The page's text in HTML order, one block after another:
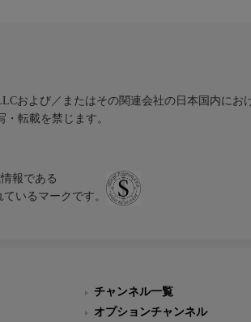
および／またはその関連会社の日本国内にお
転載を禁じます。
報である
いるマークです。
チャンネル一覧
オプションチャンネル